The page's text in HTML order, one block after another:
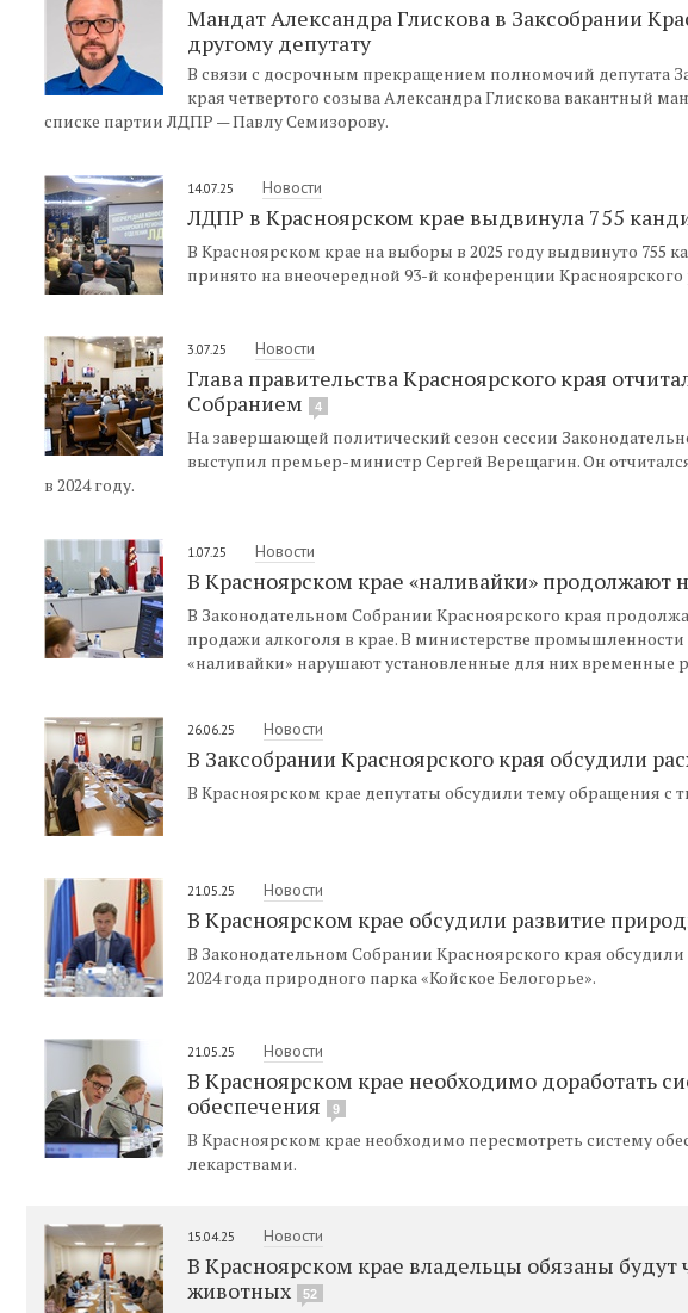
Мандат Александра Глискова в Заксобрании
другому депутату
В связи с досрочным прекращением полномочий депутата
края четвертого созыва Александра Глискова вакантный
списке партии ЛДПР — Павлу Семизорову.
14.07.25 Новости
ЛДПР в Красноярском крае выдвинула 755
В Красноярском крае на выборы в 2025 году выдвинуто 755
принято на внеочередной 93-й конференции
3.07.25 Новости
Глава правительства Красноярского края
Собранием
4
На завершающей политический сезон сессии
выступил премьер-министр Сергей Верещагин. Он
в 2024 году.
1.07.25 Новости
В Красноярском крае «наливайки» продолжают
В Законодательном Собрании Красноярского края
продажи алкоголя в крае. В министерстве промышленности
«наливайки» нарушают установленные для них временные
26.06.25 Новости
В Заксобрании Красноярского края обсудили
В Красноярском крае депутаты обсудили тему обращения
21.05.25 Новости
В Красноярском крае обсудили развитие
В Законодательном Собрании Красноярского края
2024 года природного парка «Койское Белогорье».
21.05.25 Новости
В Красноярском крае необходимо доработать
обеспечения
9
В Красноярском крае необходимо пересмотреть систему
лекарствами.
15.04.25 Новости
В Красноярском крае владельцы обязаны
животных
52